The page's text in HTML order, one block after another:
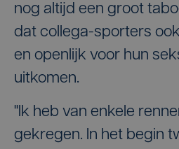
nog altijd een groot
dat collega-sporters
en openlijk voor hun
uitkomen.
"Ik heb van enkele
gekregen. In het begin